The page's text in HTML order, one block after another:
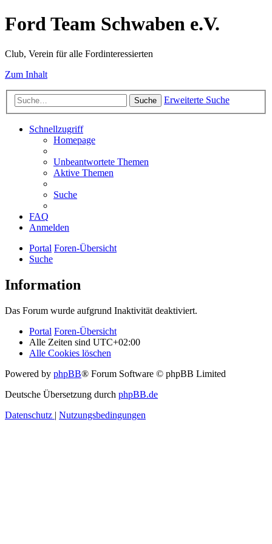
Ford Team Schwaben e.V.
Club, Verein für alle Fordinteressierten
Zum Inhalt
Suche Erweiterte Suche
Schnellzugriff
Homepage
Unbeantwortete Themen
Aktive Themen
Suche
FAQ
Anmelden
Portal Foren-Übersicht
Suche
Information
Das Forum wurde aufgrund Inaktivität deaktiviert.
Portal Foren-Übersicht
Alle Zeiten sind UTC+02:00
Alle Cookies löschen
Powered by phpBB® Forum Software © phpBB Limited
Deutsche Übersetzung durch phpBB.de
Datenschutz | Nutzungsbedingungen